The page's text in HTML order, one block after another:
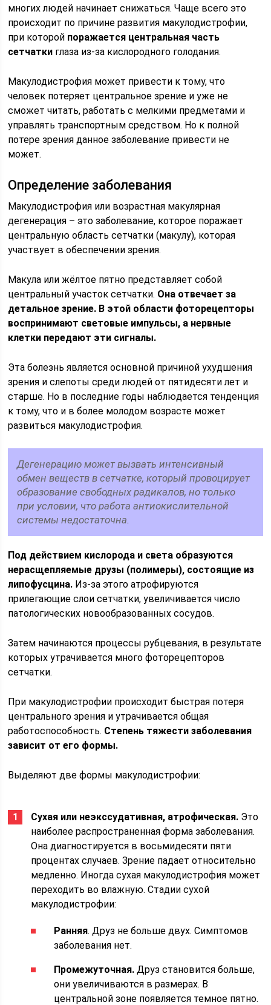
многих людей начинает снижаться. Чаще всего это
происходит по причине развития макулодистрофии,
при которой поражается центральная часть
сетчатки глаза из-за кислородного голодания.
Макулодистрофия может привести к тому, что
человек потеряет центральное зрение и уже не
сможет читать, работать с мелкими предметами и
управлять транспортным средством. Но к полной
потере зрения данное заболевание привести не
может.
Определение заболевания
Макулодистрофия или возрастная макулярная
дегенерация – это заболевание, которое поражает
центральную область сетчатки (макулу), которая
участвует в обеспечении зрения.
Макула или жёлтое пятно представляет собой
центральный участок сетчатки. Она отвечает за
детальное зрение. В этой области фоторецепторы
воспринимают световые импульсы, а нервные
клетки передают эти сигналы.
Эта болезнь является основной причиной ухудшения
зрения и слепоты среди людей от пятидесяти лет и
старше. Но в последние годы наблюдается тенденция
к тому, что и в более молодом возрасте может
развиться макулодистрофия.
Дегенерацию может вызвать интенсивный
обмен веществ в сетчатке, который провоцирует
образование свободных радикалов, но только
при условии, что работа антиокислительной
системы недостаточна.
Под действием кислорода и света образуются
нерасщепляемые друзы (полимеры), состоящие из
липофусцина. Из-за этого атрофируются
прилегающие слои сетчатки, увеличивается число
патологических новообразованных сосудов.
Затем начинаются процессы рубцевания, в результате
которых утрачивается много фоторецепторов
сетчатки.
При макулодистрофии происходит быстрая потеря
центрального зрения и утрачивается общая
работоспособность. Степень тяжести заболевания
зависит от его формы.
Выделяют две формы макулодистрофии:
Сухая или неэкссудативная, атрофическая. Это
наиболее распространенная форма заболевания.
Она диагностируется в восьмидесяти пяти
процентах случаев. Зрение падает относительно
медленно. Иногда сухая макулодистрофия может
переходить во влажную. Стадии сухой
макулодистрофии:
Ранняя. Друз не больше двух. Симптомов
заболевания нет.
Промежуточная. Друз становится больше,
они увеличиваются в размерах. В
центральной зоне появляется темное пятно.